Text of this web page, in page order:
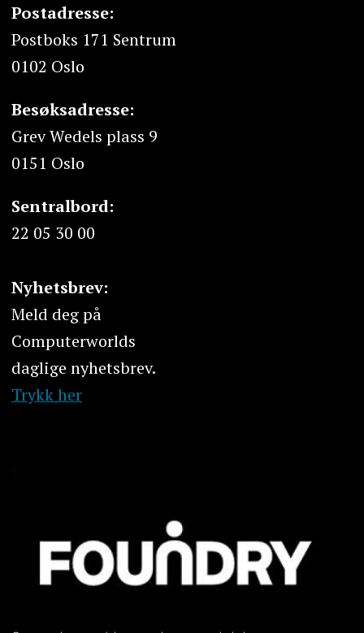
Postadresse:
Postboks 171 Sentrum
0102 Oslo
Besøksadresse:
Grev Wedels plass 9
0151 Oslo
Sentralbord:
22 05 30 00
Nyhetsbrev:
Meld deg på
Computerworlds
daglige nyhetsbrev.
Trykk her